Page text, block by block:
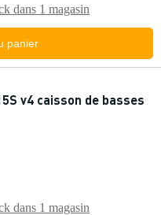
dans 1 magasin
panier
v4 caisson de basses
dans 1 magasin